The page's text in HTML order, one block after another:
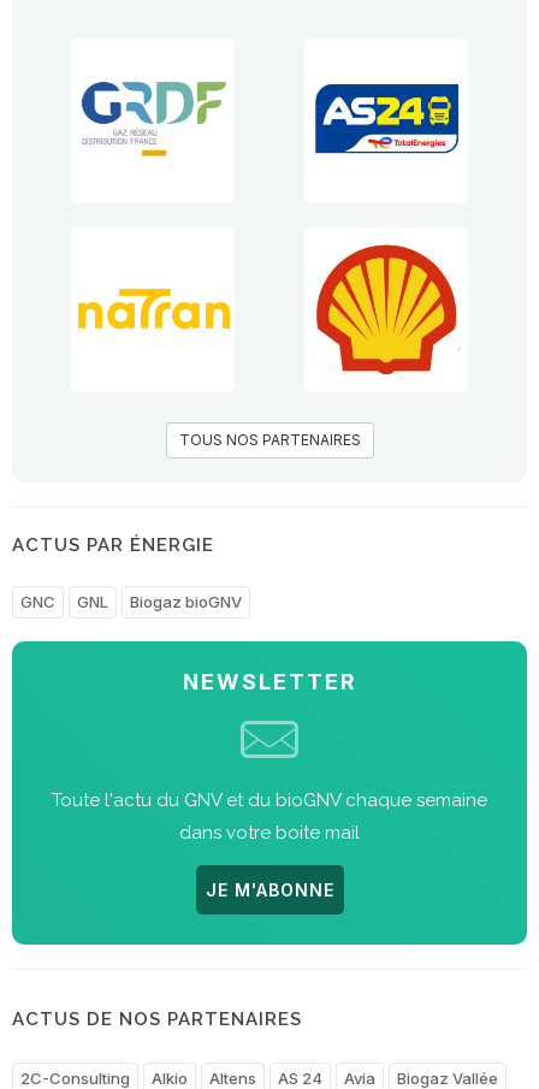
TOUS NOS PARTENAIRES
ACTUS PAR ÉNERGIE
GNC GNL Biogaz bioGNV
NEWSLETTER
Toute l'actu du GNV et du bioGNV chaque semaine
dans votre boite mail
JE M'ABONNE
ACTUS DE NOS PARTENAIRES
2C-Consulting Alkio Altens AS 24 Avia
Biogaz Vallée